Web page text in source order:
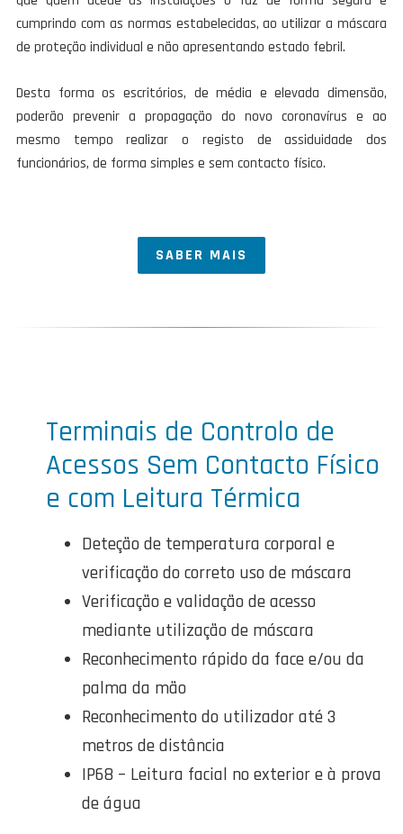
cumprindo com as normas estabelecidas, ao utilizar a máscara
de proteção individual e não apresentando estado febril.
Desta forma os escritórios, de média e elevada dimensão,
poderão prevenir a propagação do novo coronavírus e ao
mesmo tempo realizar o registo de assiduidade dos
funcionários, de forma simples e sem contacto físico.
SABER MAIS
Terminais de Controlo de
Acessos Sem Contacto Físico
e com Leitura Térmica
Deteção de temperatura corporal e
verificação do correto uso de máscara
Verificação e validação de acesso
mediante utilização de máscara
Reconhecimento rápido da face e/ou da
palma da mão
Reconhecimento do utilizador até 3
metros de distância
IP68 – Leitura facial no exterior e à prova
de água